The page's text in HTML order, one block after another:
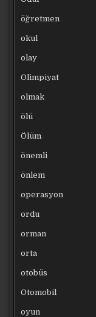
öğretmen
okul
olay
Olimpiyat
olmak
ölü
Ölüm
önemli
önlem
operasyon
ordu
orman
orta
otobüs
Otomobil
oyun